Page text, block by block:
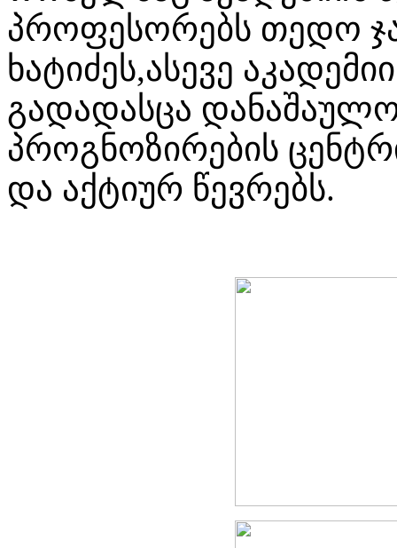
პროფესორებს თედო
ხატიძეს,ასევე
გადადასცა
პროგნოზირების
და აქტიურ წევრებს.